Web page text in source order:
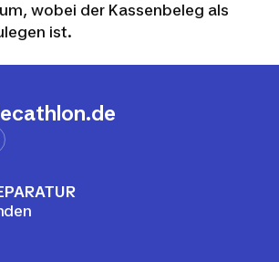
wobei der Kassenbeleg als
ist.